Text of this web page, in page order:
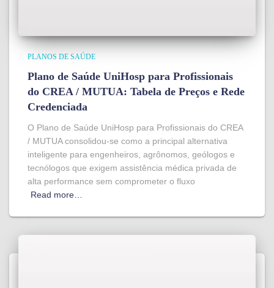
PLANOS DE SAÚDE
Plano de Saúde UniHosp para Profissionais
do CREA / MUTUA: Tabela de Preços e Rede
Credenciada
O Plano de Saúde UniHosp para Profissionais do CREA
/ MUTUA consolidou-se como a principal alternativa
inteligente para engenheiros, agrônomos, geólogos e
tecnólogos que exigem assistência médica privada de
alta performance sem comprometer o fluxo
Read more…